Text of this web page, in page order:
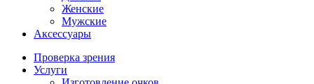
Женские
Мужские
Аксессуары
Проверка зрения
Услуги